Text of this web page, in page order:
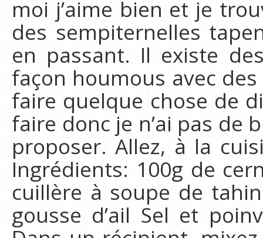
moi j’aime bien et je
des sempiternelles
en passant. Il existe
façon houmous avec
faire quelque chose de
faire donc je n’ai pas de
proposer. Allez, à la
Ingrédients: 100g de
cuillère à soupe de
gousse d’ail Sel et